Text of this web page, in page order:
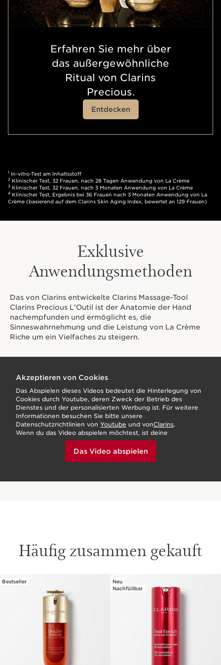
Erfahren Sie mehr über
das außergewöhnliche
Ritual von Clarins
Precious.
Entdecken
1 In-vitro-Test am Inhaltsstoff
2 Klinischer Test, 32 Frauen, nach 28 Tagen Anwendung von La Crème
3 Klinischer Test, 32 Frauen, nach 3 Monaten Anwendung von La Crème
4 Klinischer Test, Ergebnis bei 36 Frauen nach 3 Monaten Anwendung von La
Crème (basierend auf dem Clarins Skin Aging Index, bewertet an 129 Frauen)
Exklusive
Anwendungsmethoden
Das von Clarins entwickelte Clarins Massage-Tool
Clarins Precious L'Outil ist der Anatomie der Hand
nachempfunden und ermöglicht es, die
Sinneswahrnehmung und die Leistung von La Crème
Riche um ein Vielfaches zu steigern.
Akzeptieren von Cookies
Das Abspielen dieses Videos bedeutet die Hinterlegung von
Cookies durch Youtube, deren Zweck der Betrieb des
Dienstes und der personalisierten Werbung ist. Für weitere
Informationen besuchen Sie bitte unsere
Datenschutzrichtlinien von Youtube und vonClarins.
Wenn du das Video abspielen möchtest, ist deine
Zustimmung erforderlich, indem du unten klickst.
Das Video abspielen
Häufig zusammen gekauft
Bestseller
Neu
Nachfüllbar